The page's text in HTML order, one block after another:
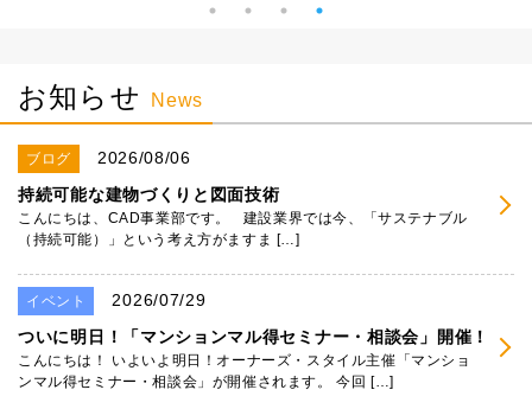
お知らせ News
ブログ
2026/08/06
持続可能な建物づくりと図面技術
こんにちは、CAD事業部です。 建設業界では今、「サステナブル
（持続可能）」という考え方がますま […]
イベント
2026/07/29
ついに明日！「マンションマル得セミナー・相談会」開催！
こんにちは！ いよいよ明日！オーナーズ・スタイル主催「マンショ
ンマル得セミナー・相談会」が開催されます。 今回 […]